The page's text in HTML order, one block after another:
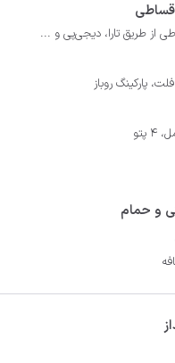
از طریق تارا، دیجی‌پی و ...
و حمام